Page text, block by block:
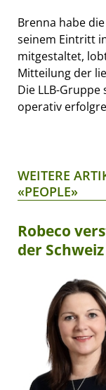
Brenna habe
seinem Eintritt
mitgestaltet,
Mitteilung der
Die LLB-
operativ
WEITERE
«PEOPLE»
Robeco
der Schweiz